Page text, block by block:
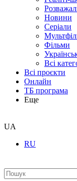
Новини
Серіали
Фільми
Всі
Всі проєкти
Онлайн
ТБ програма
Еще
UA
RU